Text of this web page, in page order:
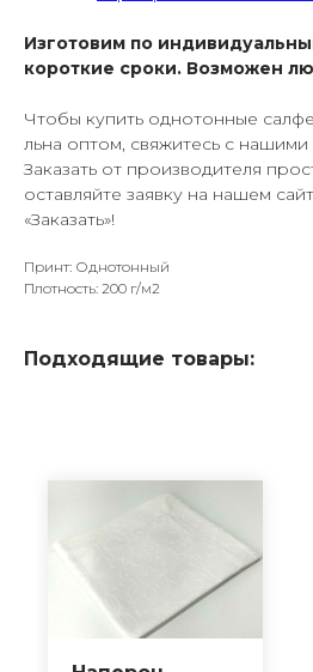
Изготовим по
короткие сроки. Возможен
Чтобы купить однотонные
льна оптом, свяжитесь с
Заказать от производителя
оставляйте заявку на нашем
«Заказать»!
Принт: Однотонный
Плотность: 200 г/м2
Подходящие товары: